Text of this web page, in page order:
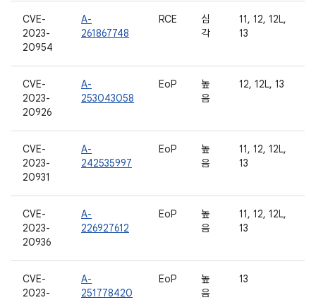
CVE-
2023-
20954
A-
261867748
RCE
심
각
11, 12, 12L,
13
CVE-
2023-
20926
A-
253043058
EoP
높
음
12, 12L, 13
CVE-
2023-
20931
A-
242535997
EoP
높
음
11, 12, 12L,
13
CVE-
2023-
20936
A-
226927612
EoP
높
음
11, 12, 12L,
13
CVE-
2023-
A-
251778420
EoP
높
음
13